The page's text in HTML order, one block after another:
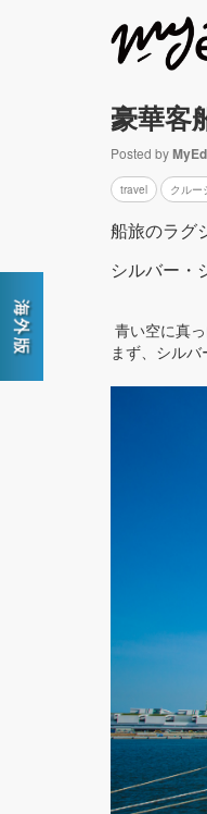
豪華客
Posted by
travel クルー
船旅のラグ
シルバー・
青い空に真
まず、シルバ